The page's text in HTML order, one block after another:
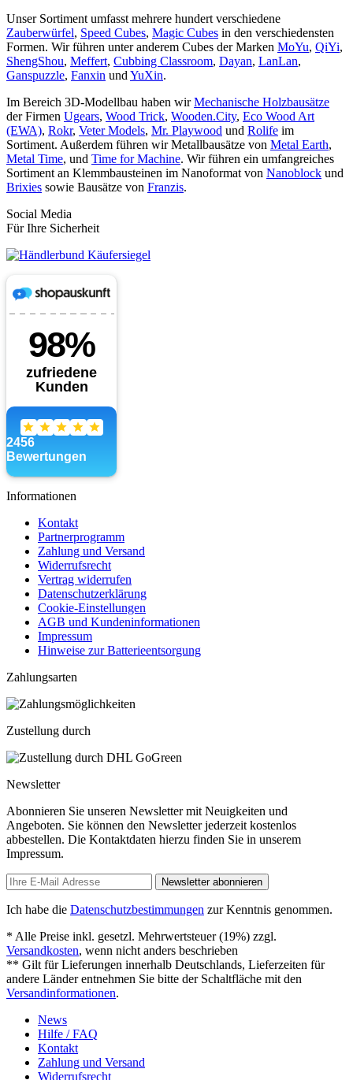
Unser Sortiment umfasst mehrere hundert verschiedene
Zauberwürfel, Speed Cubes, Magic Cubes in den verschiedensten
Formen. Wir führen unter anderem Cubes der Marken MoYu, QiYi,
ShengShou, Meffert, Cubbing Classroom, Dayan, LanLan,
Ganspuzzle, Fanxin und YuXin.
Im Bereich 3D-Modellbau haben wirMechanische Holzbausätze
der Firmen Ugears, Wood Trick, Wooden.City, Eco Wood Art
(EWA), Rokr, Veter Models, Mr. Playwood und Rolife im
Sortiment. Außerdem führen wir Metallbausätze von Metal Earth,
Metal Time, und Time for Machine. Wir führen ein umfangreiches
Sortiment an Klemmbausteinen im Nanoformat von Nanoblock und
Brixies sowie Bausätze von Franzis.
Social Media
Für Ihre Sicherheit
Informationen
Kontakt
Partnerprogramm
Zahlung und Versand
Widerrufsrecht
Vertrag widerrufen
Datenschutzerklärung
Cookie-Einstellungen
AGB und Kundeninformationen
Impressum
Hinweise zur Batterieentsorgung
Zahlungsarten
Zustellung durch
Newsletter
Abonnieren Sie unseren Newsletter mit Neuigkeiten und
Angeboten. Sie können den Newsletter jederzeit kostenlos
abbestellen. Die Kontaktdaten hierzu finden Sie in unserem
Impressum.
Newsletter abonnieren
Ich habe die Datenschutzbestimmungen zur Kenntnis genommen.
* Alle Preise inkl. gesetzl. Mehrwertsteuer (19%) zzgl.
Versandkosten, wenn nicht anders beschrieben
** Gilt für Lieferungen innerhalb Deutschlands, Lieferzeiten für
andere Länder entnehmen Sie bitte der Schaltfläche mit den
Versandinformationen.
News
Hilfe / FAQ
Kontakt
Zahlung und Versand
Widerrufsrecht